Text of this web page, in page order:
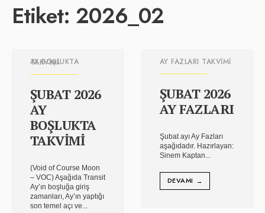
Etiket: 2026_02
AY BOŞLUKTA TAKVIMI
ŞUBAT 2026
AY
BOŞLUKTA
TAKVİMİ
(Void of Course Moon
– VOC) Aşağıda Transit
Ay’ın boşluğa giriş
zamanları, Ay’ın yaptığı
son temel açı ve...
AY FAZLARI TAKVIMI
ŞUBAT 2026
AY FAZLARI
Şubat ayı Ay Fazları
aşağıdadır. Hazırlayan:
Sinem Kaptan...
DEVAMI →